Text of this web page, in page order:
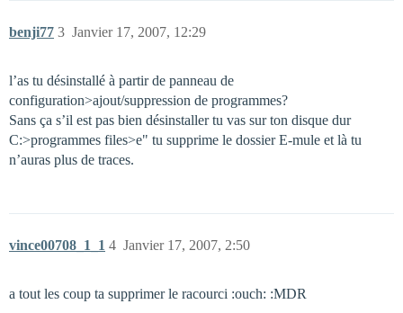
benji77 Janvier 17, 2007, 12:29
3
l’as tu désinstallé à partir de panneau de
configuration>ajout/suppression de programmes?
Sans ça s’il est pas bien désinstaller tu vas sur ton disque dur
C:>programmes files>e" tu supprime le dossier E-mule et là tu
n’auras plus de traces.
vince00708_1_1 Janvier 17, 2007, 2:50
4
a tout les coup ta supprimer le racourci :ouch: :MDR